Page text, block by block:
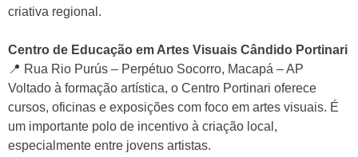
criativa regional.
Centro de Educação em Artes Visuais Cândido Portinari
📍 Rua Rio Purús – Perpétuo Socorro, Macapá – AP
Voltado à formação artística, o Centro Portinari oferece
cursos, oficinas e exposições com foco em artes visuais. É
um importante polo de incentivo à criação local,
especialmente entre jovens artistas.